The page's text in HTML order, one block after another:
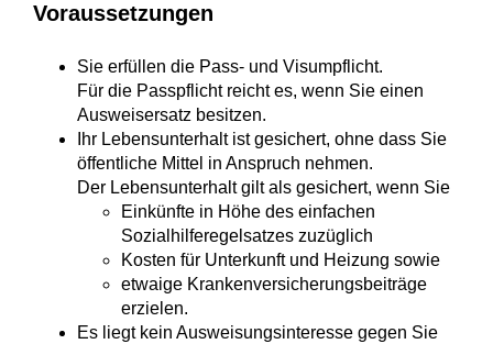
Voraussetzungen
Sie erfüllen die Pass- und Visumpflicht.
Für die Passpflicht reicht es, wenn Sie einen
Ausweisersatz besitzen.
Ihr Lebensunterhalt ist gesichert, ohne dass Sie
öffentliche Mittel in Anspruch nehmen.
Der Lebensunterhalt gilt als gesichert, wenn Sie
Einkünfte in Höhe des einfachen
Sozialhilferegelsatzes zuzüglich
Kosten für Unterkunft und Heizung sowie
etwaige Krankenversicherungsbeiträge
erzielen.
Es liegt kein Ausweisungsinteresse gegen Sie